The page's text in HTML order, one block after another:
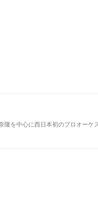
を中心に西日本初のプロオー